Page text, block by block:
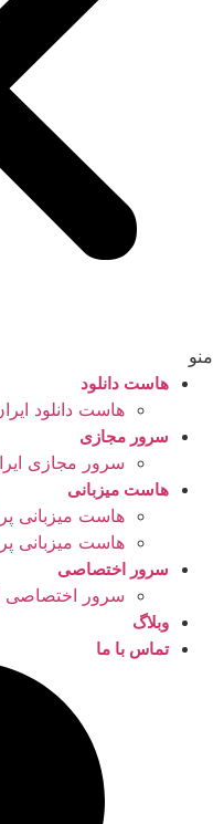
منو
هاست دانلود
هاست دانلود
سرور مجازی
سرور مجازی
هاست میزبانی
هاست میزبانی
هاست میزبانی
سرور اختصاصی
سرور اختصاصی
وبلاگ
تماس با ما